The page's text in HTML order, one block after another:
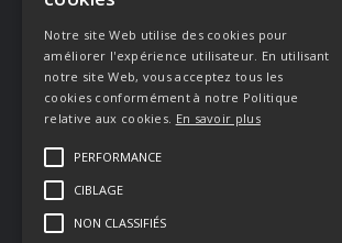
RESSOURCES
Le studio
Galerie
Blog
Mentions légales
CGV
Presse & Distinctions
Notre site Web utilise des cookies pour
améliorer l'expérience utilisateur. En utilisant
notre site Web, vous acceptez tous les
cookies conformément à notre Politique
relative aux cookies. En savoir plus
PERFORMANCE
CIBLAGE
NON CLASSIFIÉS